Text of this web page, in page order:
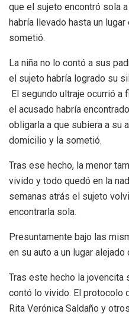
que el sujeto encontró sola
habría llevado hasta un
sometió.
La niña no lo contó a sus
el sujeto habría logrado su
El segundo ultraje ocurrió a
el acusado habría
obligarla a que subiera a su
domicilio y la sometió.
Tras ese hecho, la menor
vivido y todo quedó en la
semanas atrás el sujeto
encontrarla sola.
Presuntamente bajo las
en su auto a un lugar alejado
Tras este hecho la jovencita
contó lo vivido. El protocolo
Rita Verónica Saldaño y